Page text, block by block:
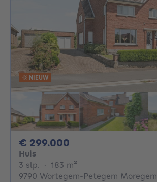
NIEUW
€ 299.000
Huis
3 slp. 3 slaapkamers
· 183 m²
9790 Wortegem-Petegem Moregem